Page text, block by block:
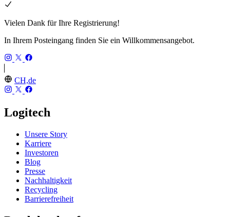
Vielen Dank für Ihre Registrierung!
In Ihrem Posteingang finden Sie ein Willkommensangebot.
CH,de
Logitech
Unsere Story
Karriere
Investoren
Blog
Presse
Nachhaltigkeit
Recycling
Barrierefreiheit